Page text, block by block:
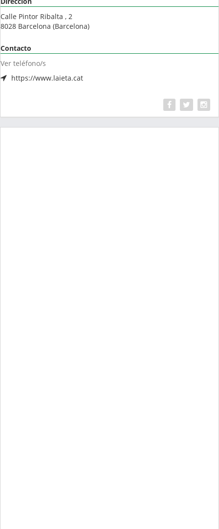
Calle Pintor Ribalta , 2
8028 Barcelona (Barcelona)
Contacto
Ver teléfono/s
https://www.laieta.cat